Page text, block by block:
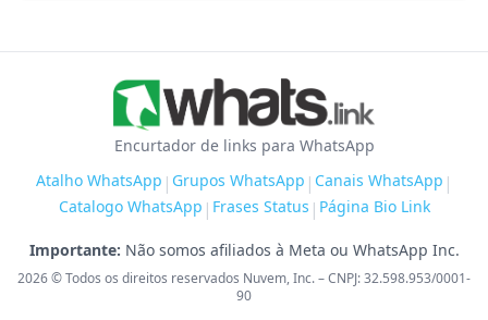
Encurtador de links para WhatsApp
Atalho WhatsApp | Grupos WhatsApp | Canais WhatsApp |
Catalogo WhatsApp | Frases Status | Página Bio Link
Importante: Não somos afiliados à Meta ou WhatsApp Inc.
2026© Todos os direitos reservados Nuvem, Inc. – CNPJ: 32.598.953/0001-
90